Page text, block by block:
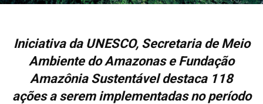
Iniciativa da UNESCO, Secretaria de Meio
Ambiente do Amazonas e Fundação
Amazônia Sustentável destaca 118
ações a serem implementadas no período